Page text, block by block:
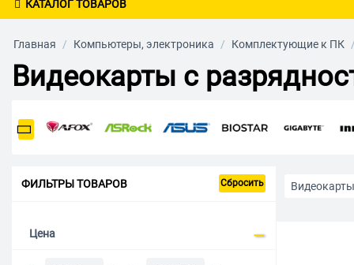
КАТАЛОГ ТОВАРОВ
Главная / Компьютеры, электроника / Комплектующие к ПК /
Видеокарты с
ФИЛЬТРЫ ТОВАРОВ Сбросить
Цена